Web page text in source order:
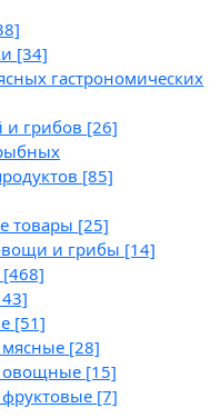
[34]
гастрономических
грибов [26]
[85]
товары [25]
и грибы [14]
[468]
[51]
мясные [28]
овощные [15]
[7]